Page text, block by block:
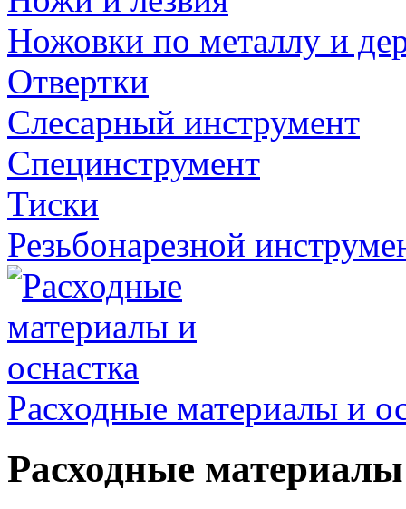
Ножовки по металлу и
Отвертки
Слесарный инструмент
Специнструмент
Тиски
Резьбонарезной
Расходные материалы и
Расходные